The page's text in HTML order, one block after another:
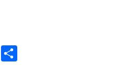
Messenger